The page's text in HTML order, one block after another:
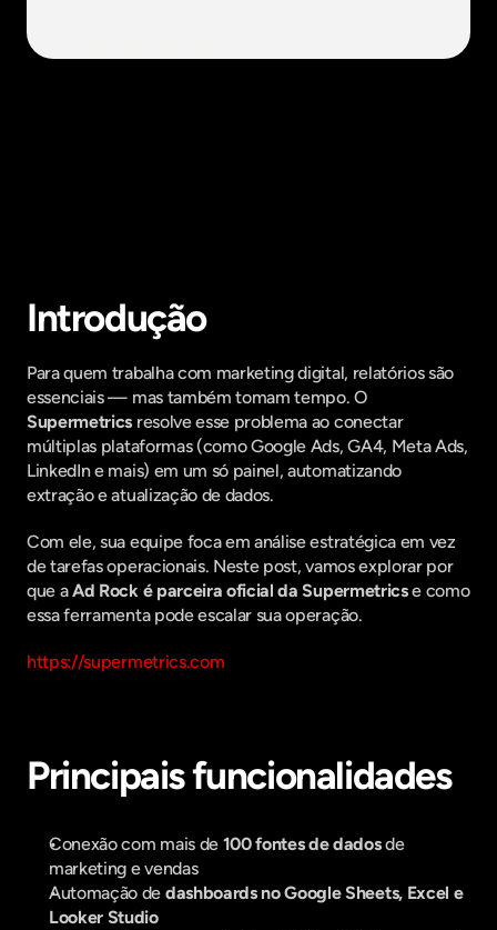
Introdução
Para quem trabalha com marketing digital, relatórios são
essenciais — mas também tomam tempo. O
Supermetrics resolve esse problema ao conectar
múltiplas plataformas (como Google Ads, GA4, Meta Ads,
LinkedIn e mais) em um só painel, automatizando
extração e atualização de dados.
Com ele, sua equipe foca em análise estratégica em vez
de tarefas operacionais. Neste post, vamos explorar por
que a Ad Rock é parceira oficial da Supermetrics e como
essa ferramenta pode escalar sua operação.
https://supermetrics.com
Principais funcionalidades
Conexão com mais de 100 fontes de dados de
marketing e vendas
Automação de dashboards no Google Sheets, Excel e
Looker Studio